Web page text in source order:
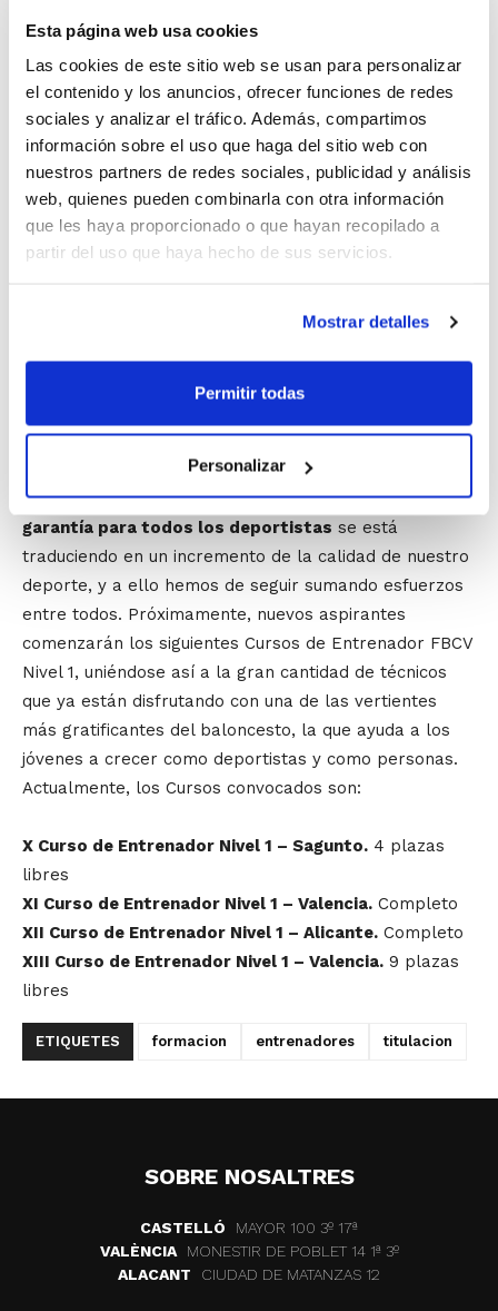
Esta página web usa cookies
Las cookies de este sitio web se usan para personalizar
el contenido y los anuncios, ofrecer funciones de redes
sociales y analizar el tráfico. Además, compartimos
información sobre el uso que haga del sitio web con
nuestros partners de redes sociales, publicidad y análisis
web, quienes pueden combinarla con otra información
que les haya proporcionado o que hayan recopilado a
partir del uso que haya hecho de sus servicios.
Mostrar detalles
Permitir todas
Personalizar
entrenadores de las competiciones de Iniciación al
Rendimiento (desde Benjamines hasta Cadetes)
dispongan del Título de Entrenador de Baloncesto.
El crecimiento y la progresión de los jugadores/as no
se entiende sin una formación personal paralela a la
propiamente física. Valores como el compromiso, el
respeto o el compañerismo deben ser parte
inseparable del baloncesto, y han de enseñarse igual
olvidar la gran responsabilidad que tiene cualquier
siendo imprescindible saber cómo actuar en caso de
cierta gravedad.
Laapuesta por la formación de los técnicos como
garantía para todos los deportistas se está
traduciendo en un incremento de la calidad de nuestro
deporte, y a ello hemos de seguir sumando esfuerzos
entre todos. Próximamente, nuevos aspirantes
comenzarán los siguientes Cursos de Entrenador FBCV
Nivel 1, uniéndose así a la gran cantidad de técnicos
que ya están disfrutando con una de las vertientes
más gratificantes del baloncesto, la que ayuda a los
jóvenes a crecer como deportistas y como personas.
Actualmente, los Cursos convocados son:
X Curso de Entrenador Nivel 1 – Sagunto. 4 plazas
libres
XI Curso de Entrenador Nivel 1 – Valencia. Completo
XII Curso de Entrenador Nivel 1 – Alicante. Completo
XIII Curso de Entrenador Nivel 1 – Valencia. 9 plazas
libres
ETIQUETES formacion entrenadores titulacion
SOBRE NOSALTRES
CASTELLÓ
MAYOR 100 3º 17ª
VALÈNCIA
MONESTIR DE POBLET 14 1ª 3º
ALACANT
CIUDAD DE MATANZAS 12